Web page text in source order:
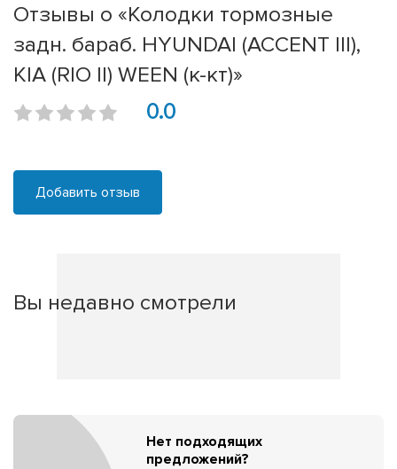
Отзывы о «Колодки тормозные
задн. бараб. HYUNDAI (ACCENT III),
KIA (RIO II) WEEN (к-кт)»
0.0
Добавить отзыв
Вы недавно смотрели
Нет подходящих
предложений?